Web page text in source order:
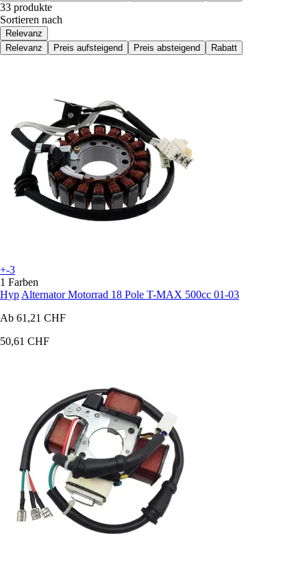
33 produkte
Sortieren nach
Relevanz
Relevanz
Preis aufsteigend Preis absteigend Rabatt
+-3
1 Farben
Hyp Alternator Motorrad 18 Pole T-MAX 500cc 01-03
Ab 61,21 CHF
50,61 CHF